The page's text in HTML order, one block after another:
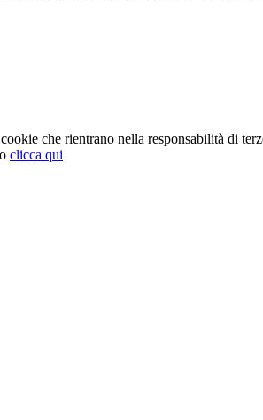
che rientrano nella responsabilità di
clicca qui